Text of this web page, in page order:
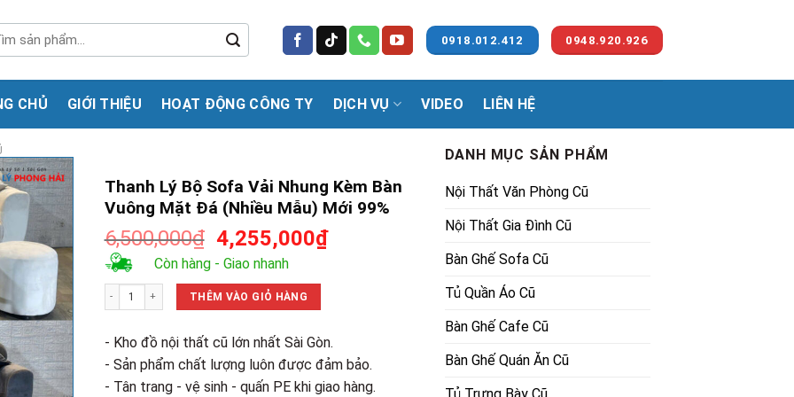
0918.012.412 0948.920.926
CHỦ GIỚI THIỆU HOẠT ĐỘNG CÔNG TY DỊCH VỤ VIDEO LIÊN HỆ
Thanh Lý Bộ Sofa Vải Nhung Kèm Bàn
Vuông Mặt Đá (Nhiều Mẫu) Mới 99%
6,500,000₫ Giá
gốc
là:
6,500,000₫.
4,255,000₫Giá
Còn hàng - Giao nhanh
Thanh Lý Bộ Sofa Vải Nhung Kèm Bàn Vuông Mặt Đá (Nhiều Mẫu) Mới 99% số lượng
THÊM VÀO GIỎ HÀNG
- Kho đồ nội thất cũ lớn nhất Sài Gòn.
- Sản phẩm chất lượng luôn được đảm bảo.
- Tân trang - vệ sinh - quấn PE khi giao hàng.
DANH MỤC SẢN PHẨM
Nội Thất Văn Phòng Cũ
Nội Thất Gia Đình Cũ
Bàn Ghế Sofa Cũ
Tủ Quần Áo Cũ
Bàn Ghế Cafe Cũ
Bàn Ghế Quán Ăn Cũ
Tủ Trưng Bày Cũ